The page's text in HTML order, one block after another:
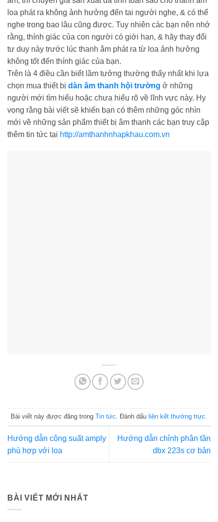
loa phát ra không ảnh hưởng đến tai người nghe, & có thể
nghe trong bao lâu cũng được. Tuy nhiên các bạn nên nhớ
rằng, thính giác của con người có giới hạn, & hãy thay đổi
tư duy này trước lúc thanh âm phát ra từ loa ảnh hưởng
không tốt đến thính giác của bạn.
Trên là 4 điều cần biết lầm tưởng thường thấy nhất khi lựa
chọn mua thiết bị dàn âm thanh hội trường ở những
người mới tìm hiểu hoặc chưa hiểu rõ về lĩnh vực này. Hy
vọng rằng bài viết sẽ khiến bạn có thêm những góc nhìn
mới về những sản phẩm thiết bị âm thanh các bạn truy cập
thêm tin tức tại http://amthanhnhapkhau.com.vn
Bài viết này được đăng trong Tin tức . Đánh dấu liên kết thường trực
Hướng dẫn công suất amply
phù hợp với loa
Hướng dẫn chỉnh phân tần
dbx 223s cơ bản
BÀI VIẾT MỚI NHẤT